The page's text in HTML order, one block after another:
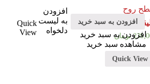
افزودن به سبد خرید
افزودن به سبد خرید
مشاهده سبد خرید
افزودن
به لیست
دلخواه
Quick
View
روح
مشکی
تومان
Quick View